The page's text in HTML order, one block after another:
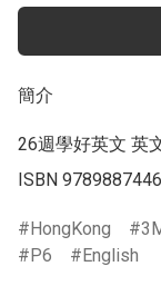
簡介
26週學好英文 英
ISBN
HongKong
P6
English